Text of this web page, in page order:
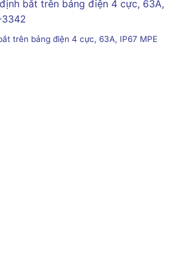
trên bảng điện 4 cực, 63A, IP67 MPE